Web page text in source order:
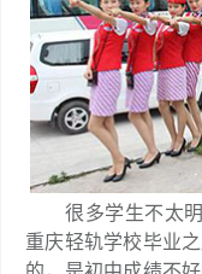
很多学生不太明
重庆轻轨学校毕业